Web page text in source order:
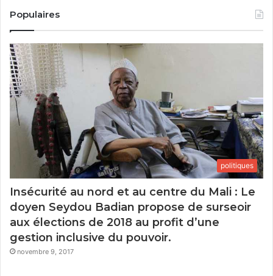
Populaires
politiques
Insécurité au nord et au centre du Mali : Le
doyen Seydou Badian propose de surseoir
aux élections de 2018 au profit d’une
gestion inclusive du pouvoir.
novembre 9, 2017